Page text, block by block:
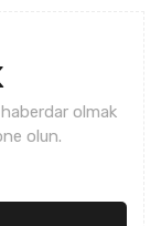
olmak
olun.